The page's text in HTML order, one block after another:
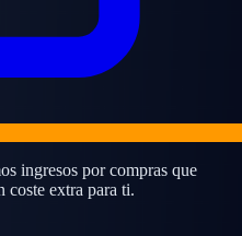
ingresos por compras que
coste extra para ti.